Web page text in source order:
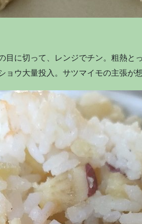
目に切って、レンジでチン。粗熱と
ョウ大量投入。サツマイモの主張が